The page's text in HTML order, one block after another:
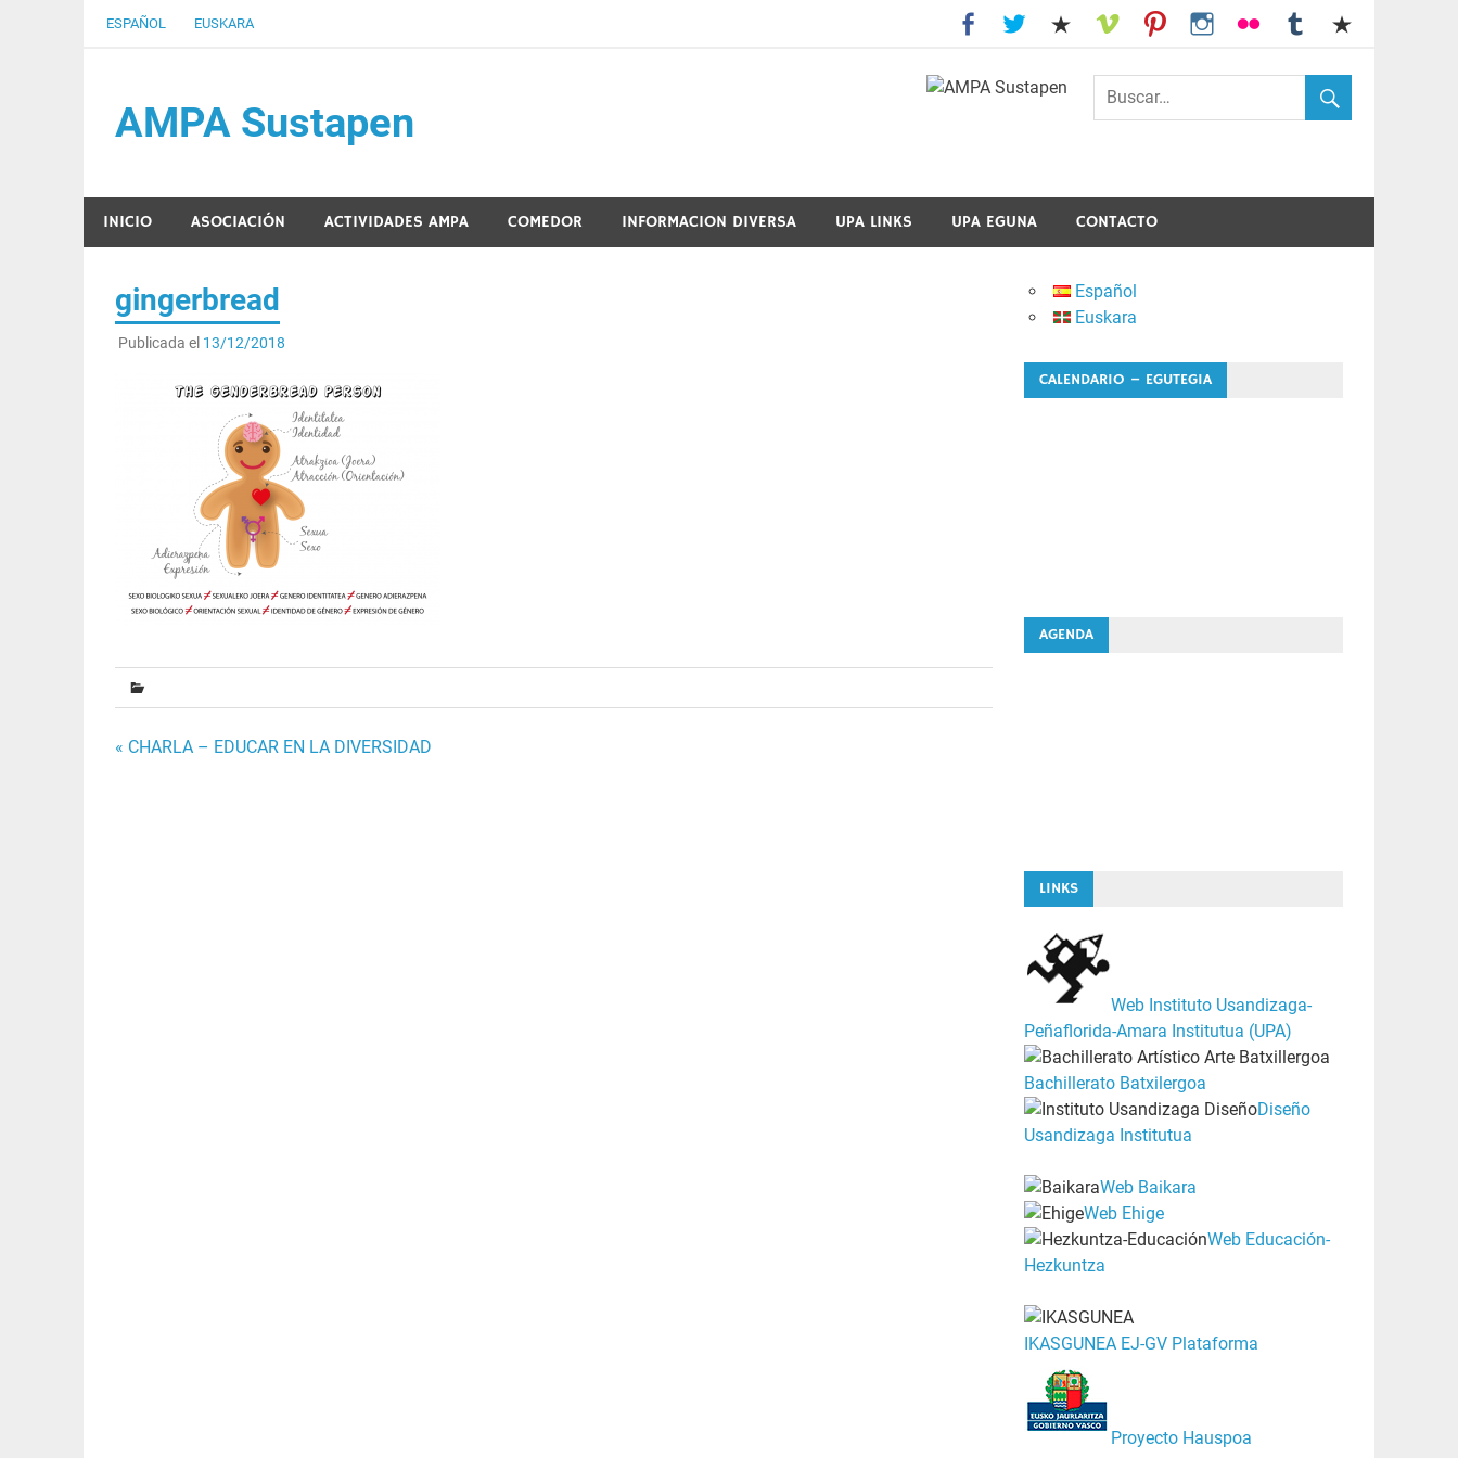
ESPAÑOL EUSKARA
AMPA Sustapen
INICIO ASOCIACIÓN ACTIVIDADES AMPA COMEDOR INFORMACION DIVERSA UPA LINKS UPA EGUNA CONTACTO
gingerbread
Publicada el 13/12/2018
Navegación
« CHARLA – EDUCAR EN LA DIVERSIDAD
Español
Euskara
CALENDARIO – EGUTEGIA
AGENDA
LINKS
Web Instituto Usandizaga-
Peñaflorida-Amara Institutua (UPA)
Bachillerato Batxilergoa
Diseño
Usandizaga Institutua
Web Baikara
Web Ehige
Web Educación-
Hezkuntza
IKASGUNEA EJ-GV Plataforma
Proyecto Hauspoa